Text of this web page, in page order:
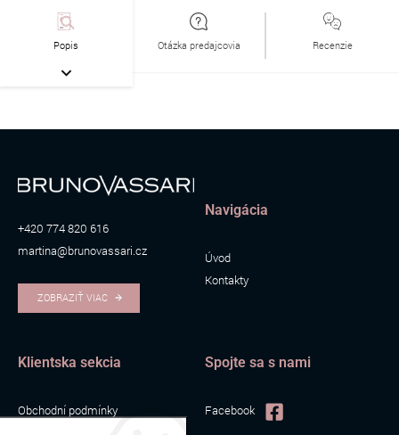
Popis Otázka predajcovia Recenzie
+420 774 820 616
martina@brunovassari.cz
ZOBRAZIŤ VIAC
Navigácia
Úvod
Kontakty
Klientska sekcia
Obchodní podmínky
Spojte sa s nami
Facebook